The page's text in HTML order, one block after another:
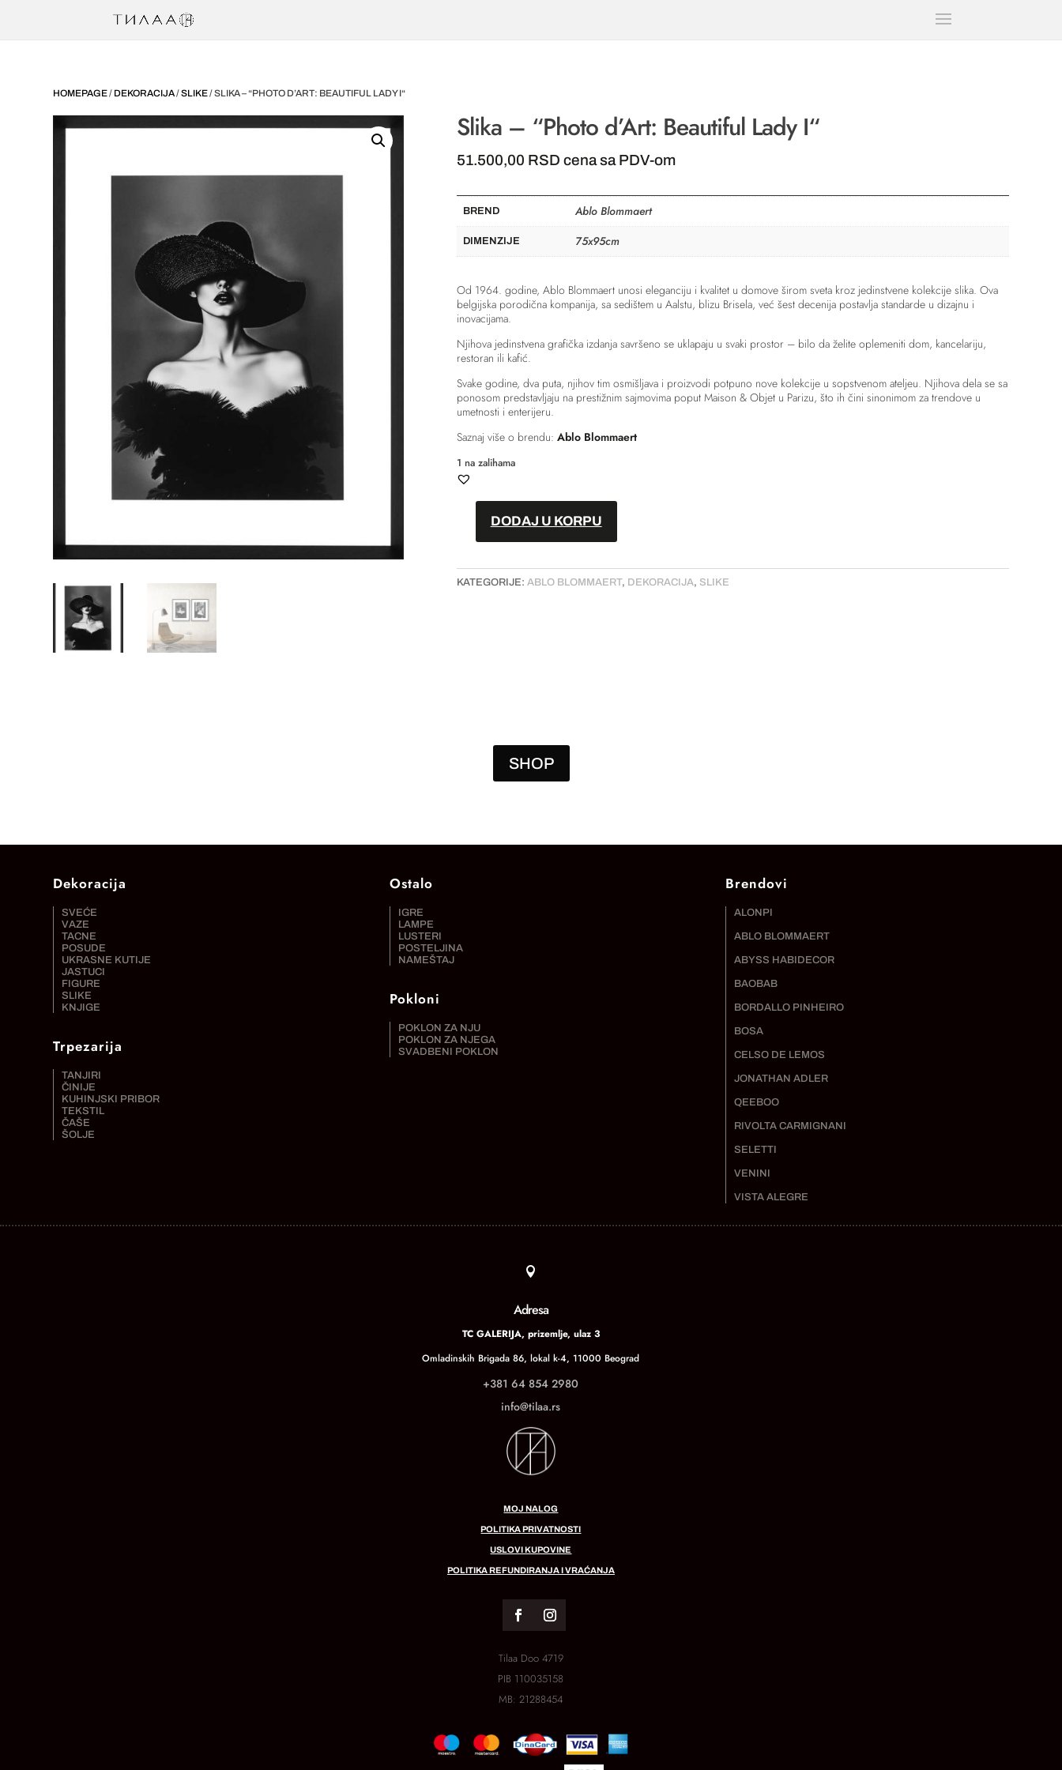
HOMEPAGE/ DEKORACIJA/SLIKE/ SLIKA – “PHOTO D’ART: BEAUTIFUL LADY I“
Slika – “Photo d’Art: Beautiful Lady I“
51.500,00 RSD cena sa PDV-om
BREND Ablo Blommaert
DIMENZIJE 75x95cm
Od 1964. godine, Ablo Blommaert unosi eleganciju i kvalitet u domove širom sveta kroz jedinstvene kolekcije slika. Ova
belgijska porodična kompanija, sa sedištem u Aalstu, blizu Brisela, već šest decenija postavlja standarde u dizajnu i
inovacijama.
Njihova jedinstvena grafička izdanja savršeno se uklapaju u svaki prostor – bilo da želite oplemeniti dom, kancelariju,
restoran ili kafić.
Svake godine, dva puta, njihov tim osmišljava i proizvodi potpuno nove kolekcije u sopstvenom ateljeu. Njihova dela se sa
ponosom predstavljaju na prestižnim sajmovima poput Maison & Objet u Parizu, što ih čini sinonimom za trendove u
umetnosti i enterijeru.
Saznaj više o brendu: Ablo Blommaert
1 na zalihama
''Photo
d'Art:
DODAJ U KORPU
KATEGORIJE: ABLO BLOMMAERT, DEKORACIJA, SLIKE
SHOP
Dekoracija
SVEĆE
VAZE
TACNE
POSUDE
UKRASNE KUTIJE
JASTUCI
FIGURE
SLIKE
KNJIGE
Trpezarija
TANJIRI
ČINIJE
KUHINJSKI PRIBOR
TEKSTIL
ČAŠE
ŠOLJE
Ostalo
IGRE
LAMPE
LUSTERI
POSTELJINA
NAMEŠTAJ
Pokloni
POKLON ZA NJU
POKLON ZA NJEGA
SVADBENI POKLON
Brendovi
ALONPI
ABLO BLOMMAERT
ABYSS HABIDECOR
BAOBAB
BORDALLO PINHEIRO
BOSA
CELSO DE LEMOS
JONATHAN ADLER
QEEBOO
RIVOLTA CARMIGNANI
SELETTI
VENINI
VISTA ALEGRE

Adresa
TC GALERIJA, prizemlje, ulaz 3
Omladinskih Brigada 86, lokal k-4, 11000 Beograd
+381 64 854 2980
info@tilaa.rs
MOJ NALOG
POLITIKA PRIVATNOSTI
USLOVI KUPOVINE
POLITIKA REFUNDIRANJA I VRAĆANJA
Tilaa Doo 4719
PIB 110035158
MB:21288454